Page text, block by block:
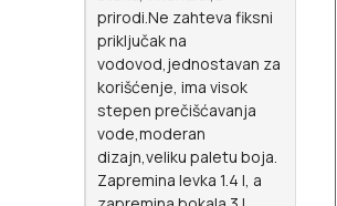
prirodi.Ne zahteva fiksni
priključak na
vodovod,jednostavan za
korišćenje, ima visok
stepen prečišćavanja
vode,moderan
dizajn,veliku paletu boja.
Zapremina levka 1.4 l, a